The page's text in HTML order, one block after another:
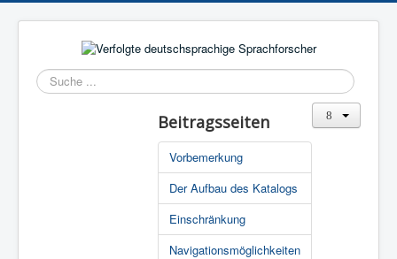
Beitragsseiten
Vorbemerkung
Der Aufbau des Katalogs
Einschränkung
Navigationsmöglichkeiten